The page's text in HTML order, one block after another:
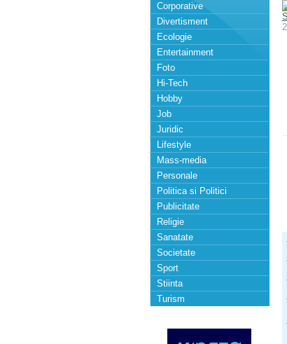
Corporative
Divertisment
Ecologie
Entertainment
Foto
Hi-Tech
Hobby
Job
Juridic
Lifestyle
Mass-media
Personale
Politica si Politici
Publicitate
Religie
Sanatate
Societate
Sport
Stiinta
Turism